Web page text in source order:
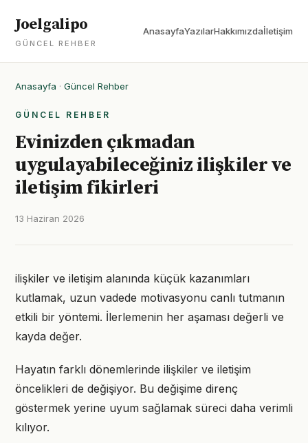
Joelgalipo
GÜNCEL REHBER
AnasayfaYazılarHakkımızdaİletişim
Anasayfa · Güncel Rehber
GÜNCEL REHBER
Evinizden çıkmadan
uygulayabileceğiniz ilişkiler ve
iletişim fikirleri
13 Haziran 2026
ilişkiler ve iletişim alanında küçük kazanımları
kutlamak, uzun vadede motivasyonu canlı tutmanın
etkili bir yöntemi. İlerlemenin her aşaması değerli ve
kayda değer.
Hayatın farklı dönemlerinde ilişkiler ve iletişim
öncelikleri de değişiyor. Bu değişime direnç
göstermek yerine uyum sağlamak süreci daha verimli
kılıyor.